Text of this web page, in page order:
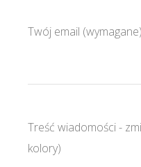
Twój email (wymagane)
Treść wiadomości -
kolory)